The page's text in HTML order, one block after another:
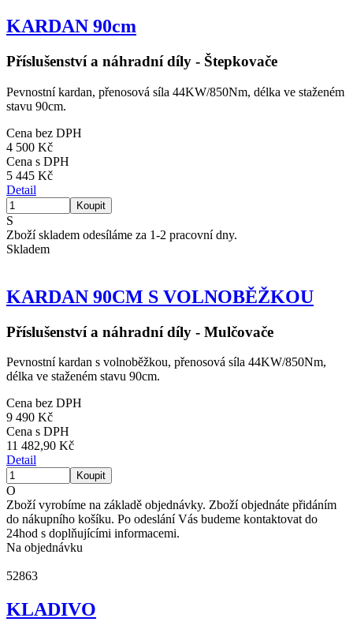
KARDAN 90cm
Příslušenství a náhradní díly - Štepkovače
Pevnostní kardan, přenosová síla 44KW/850Nm, délka ve staženém
stavu 90cm.
Cena bez DPH
4 500 Kč
Cena s DPH
5 445 Kč
Detail
S
Zboží skladem odesíláme za 1-2 pracovní dny.
Skladem
KARDAN 90CM S VOLNOBĚŽKOU
Příslušenství a náhradní díly - Mulčovače
Pevnostní kardan s volnoběžkou, přenosová síla 44KW/850Nm,
délka ve staženém stavu 90cm.
Cena bez DPH
9 490 Kč
Cena s DPH
11 482,90 Kč
Detail
O
Zboží vyrobíme na základě objednávky. Zboží objednáte přidáním
do nákupního košíku. Po odeslání Vás budeme kontaktovat do
24hod s doplňujícími informacemi.
Na objednávku
52863
KLADIVO